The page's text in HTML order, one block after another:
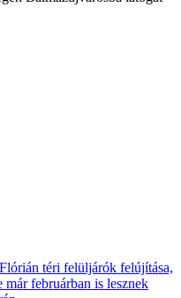
téri felüljárók felújítása,
februárban is lesznek